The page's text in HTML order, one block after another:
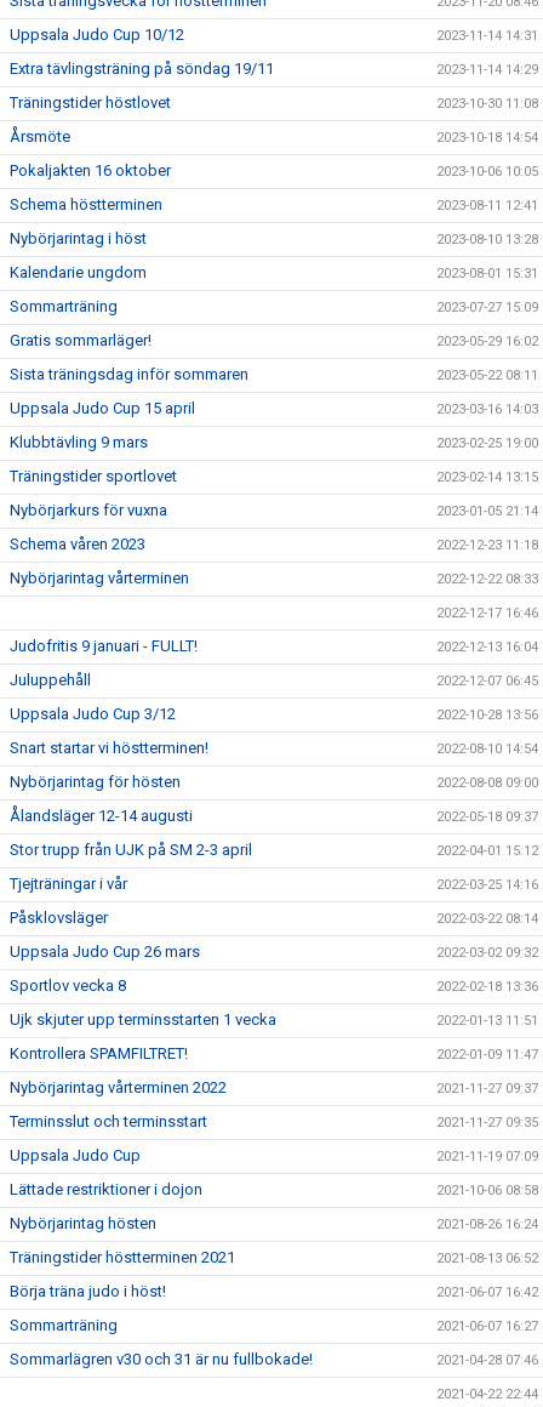
Uppsala Judo Cup 10/12 2023-11-14 14:31
Extra tävlingsträning på söndag 19/11 2023-11-14 14:29
Träningstider höstlovet 2023-10-30 11:08
Årsmöte 2023-10-18 14:54
Pokaljakten 16 oktober 2023-10-06 10:05
Schema höstterminen 2023-08-11 12:41
Nybörjarintag i höst 2023-08-10 13:28
Kalendarie ungdom 2023-08-01 15:31
Sommarträning 2023-07-27 15:09
Gratis sommarläger! 2023-05-29 16:02
Sista träningsdag inför sommaren 2023-05-22 08:11
Uppsala Judo Cup 15 april 2023-03-16 14:03
Klubbtävling 9 mars 2023-02-25 19:00
Träningstider sportlovet 2023-02-14 13:15
Nybörjarkurs för vuxna 2023-01-05 21:14
Schema våren 2023 2022-12-23 11:18
Nybörjarintag vårterminen 2022-12-22 08:33
2022-12-17 16:46
Judofritis 9 januari - FULLT! 2022-12-13 16:04
Juluppehåll 2022-12-07 06:45
Uppsala Judo Cup 3/12 2022-10-28 13:56
Snart startar vi höstterminen! 2022-08-10 14:54
Nybörjarintag för hösten 2022-08-08 09:00
Ålandsläger 12-14 augusti 2022-05-18 09:37
Stor trupp från UJK på SM 2-3 april 2022-04-01 15:12
Tjejträningar i vår 2022-03-25 14:16
Påsklovsläger 2022-03-22 08:14
Uppsala Judo Cup 26 mars 2022-03-02 09:32
Sportlov vecka 8 2022-02-18 13:36
Ujk skjuter upp terminsstarten 1 vecka 2022-01-13 11:51
Kontrollera SPAMFILTRET! 2022-01-09 11:47
Nybörjarintag vårterminen 2022 2021-11-27 09:37
Terminsslut och terminsstart 2021-11-27 09:35
Uppsala Judo Cup 2021-11-19 07:09
Lättade restriktioner i dojon 2021-10-06 08:58
Nybörjarintag hösten 2021-08-26 16:24
Träningstider höstterminen 2021 2021-08-13 06:52
Börja träna judo i höst! 2021-06-07 16:42
Sommarträning 2021-06-07 16:27
Sommarlägren v30 och 31 är nu fullbokade! 2021-04-28 07:46
2021-04-22 22:44